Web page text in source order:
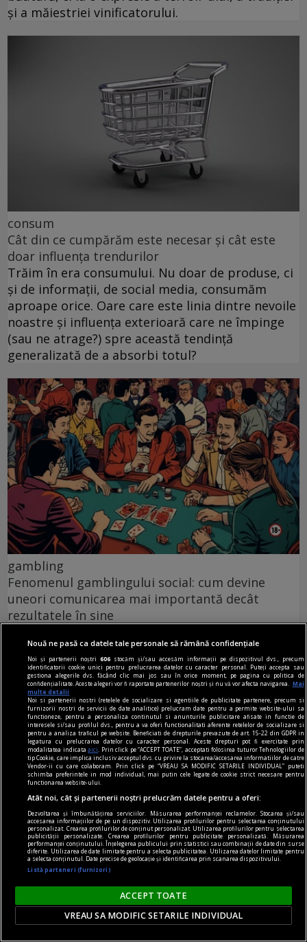
și a măiestriei vinificatorului.
consum
Cât din ce cumpărăm este necesar și cât este
doar influența trendurilor
Trăim în era consumului. Nu doar de produse, ci
și de informații, de social media, consumăm
aproape orice. Oare care este linia dintre nevoile
noastre și influența exterioară care ne împinge
(sau ne atrage?) spre această tendință
generalizată de a absorbi totul?
gambling
Fenomenul gamblingului social: cum devine
uneori comunicarea mai importantă decât
rezultatele în sine
mare parte ca resurse pentru distracție pe cont
propriu, de la distanță, oferind intimitate -
utilizatorul interacționează asumat doar cu
operatorul platformei iGaming.
cititori
„Insula” care unește. Cum aduni într-un spațiu
Nouă ne pasă ca datele tale personale să rămână confidențiale
Noi și partenerii noștri606 stocăm și/sau accesăm informații pe dispozitivul dvs., precum
identificatorii cookie unici pentru prelucrarea datelor cu caracter personal. Puteți accepta sau
gestiona alegerile dvs. făcând clic mai jos sau în orice moment, pe pagina cu politica de
confidențialitate. Aceste alegeri vor fi raportate partenerilor noștri și nu vă vor afecta navigarea.
Mai
multe detalii
Noi si partenerii nostri (retelele de socializare si agentiile de publicitate partenere, precum si
furnizorii nostri de servicii de date analitice) prelucram date pentru a permite website-ului sa
functioneze, pentru a personaliza continutul si anunturile publicitare afisate in functie de
interesele si/sau profilul dvs., pentru a va oferi functionalitati aferente retelelor de socializare si
pentru a analiza traficul pe website. Beneficiati de drepturile prevazute de art. 15-22 din GDPR in
legatura cu prelucrarea datelor cu caracter personal. Aceste drepturi pot fi exercitate prin
modalitatea indicataaici
. Prin click pe “ACCEPT TOATE”, acceptati folosirea tuturor Tehnologiilor de
tip Cookie, care implica inclusiv acceptul dvs. cu privire la stocarea/accesarea informatiilor de catre
Vendor-ii cu care colaboram. Prin click pe “VREAU SA MODIFIC SETARILE INDIVIDUAL” puteti
schimba preferintele in mod individual, mai putin cele legate de cookie strict necesare pentru
functionarea website-ului.
Atât noi, cât și partenerii noștri prelucrăm datele pentru a oferi:
Dezvoltarea și îmbunătățirea serviciilor. Măsurarea performanței reclamelor. Stocarea și/sau
accesarea informațiilor de pe un dispozitiv. Utilizarea profilurilor pentru selectarea conținutului
personalizat. Crearea profilurilor de conținut personalizat. Utilizarea profilurilor pentru selectarea
publicității personalizate. Crearea profilurilor pentru publicitate personalizată. Măsurarea
performanței conținutului. Înțelegerea publicului prin statistici sau combinații de date din surse
diferite. Utilizarea de date limitate pentru a selecta publicitatea. Utilizarea datelor limitate pentru
a selecta conținutul. Date precise de geolocație și identificarea prin scanarea dispozitivului.
Listă parteneri (furnizori)
ACCEPT TOATE
VREAU SA MODIFIC SETARILE INDIVIDUAL